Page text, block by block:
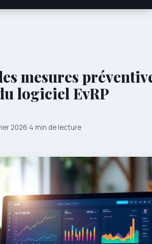
mesures
logiciel EvRP
2026·4 min de lecture